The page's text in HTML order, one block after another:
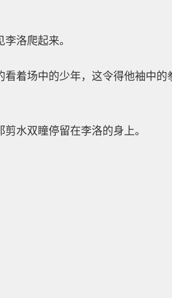
洛爬起来。
着场中的少年，这令得他袖中的
水双瞳停留在李洛的身上。